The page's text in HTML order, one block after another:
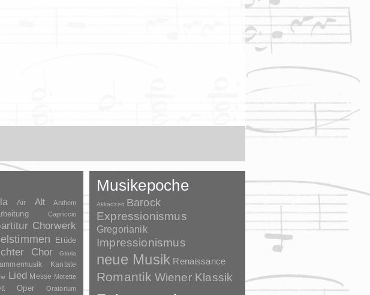
Air Alt Anthem
Capriccio
Chorwerk
Etüde
Chor Gloria
Kantate
Lied Messe Motette
Oper Oratorium
Musikepoche
Akkadzeit Barock
Expressionismus
Gregorianik
Impressionismus
neue Musik Renaissance
Romantik Wiener Klassik